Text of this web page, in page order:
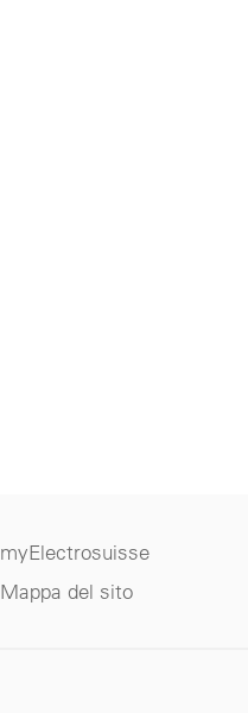
myElectrosuisse
Mappa del sito